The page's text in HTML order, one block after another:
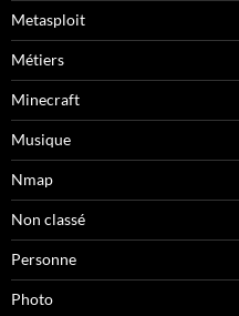
Metasploit
Métiers
Minecraft
Musique
Nmap
Non classé
Personne
Photo